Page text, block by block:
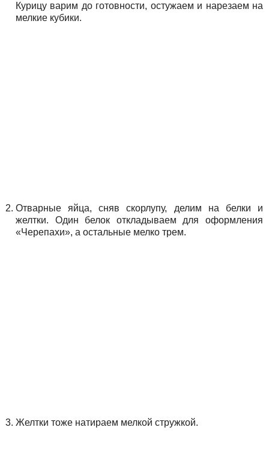
Курицу варим до готовности, остужаем и нарезаем на
мелкие кубики.
Отварные яйца, сняв скорлупу, делим на белки и
желтки. Один белок откладываем для оформления
«Черепахи», а остальные мелко трем.
Желтки тоже натираем мелкой стружкой.